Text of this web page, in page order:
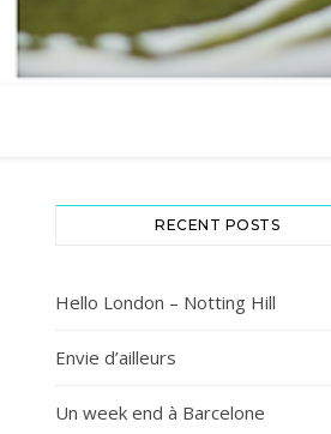
RECENT POSTS
Hello London – Notting Hill
Envie d’ailleurs
Un week end à Barcelone